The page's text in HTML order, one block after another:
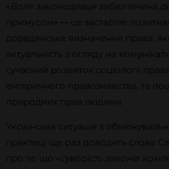
Воля законодавця забезпечена
примусом» — це застаріле
дорадянське визначення права,
актуальність з огляду на
сучасний розвиток соціології
емпіричного правознавства, та
природних прав людини.
Українська ситуація з
практиці ще раз доводить слова
про те, що «
суворість законів